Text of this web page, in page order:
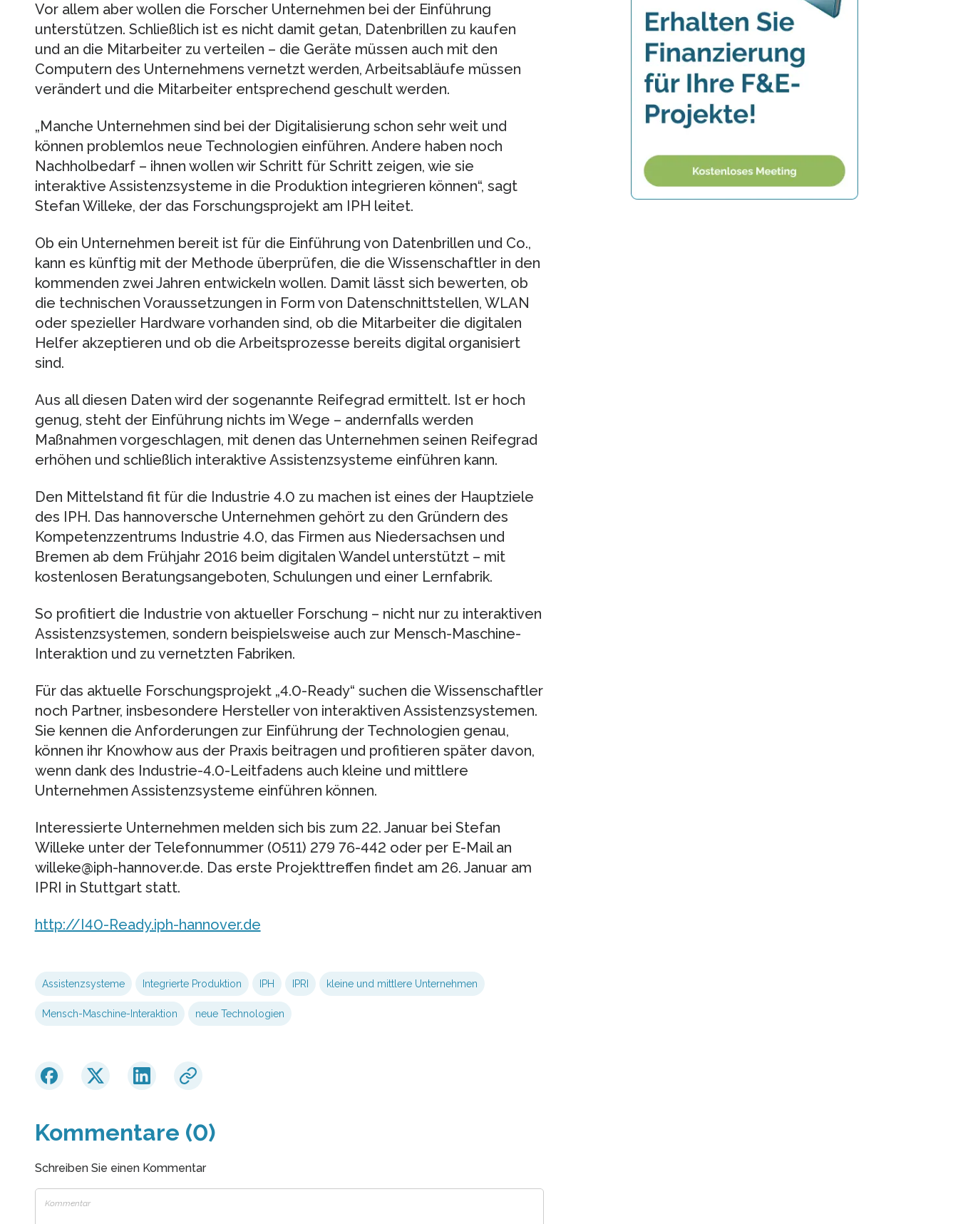
Vor allem aber wollen die Forscher Unternehmen bei der Einführung
unterstützen. Schließlich ist es nicht damit getan, Datenbrillen zu kaufen
und an die Mitarbeiter zu verteilen – die Geräte müssen auch mit den
Computern des Unternehmens vernetzt werden, Arbeitsabläufe müssen
verändert und die Mitarbeiter entsprechend geschult werden.
„Manche Unternehmen sind bei der Digitalisierung schon sehr weit und
können problemlos neue Technologien einführen. Andere haben noch
Nachholbedarf – ihnen wollen wir Schritt für Schritt zeigen, wie sie
interaktive Assistenzsysteme in die Produktion integrieren können“, sagt
Stefan Willeke, der das Forschungsprojekt am IPH leitet.
Ob ein Unternehmen bereit ist für die Einführung von Datenbrillen und Co.,
kann es künftig mit der Methode überprüfen, die die Wissenschaftler in den
kommenden zwei Jahren entwickeln wollen. Damit lässt sich bewerten, ob
die technischen Voraussetzungen in Form von Datenschnittstellen, WLAN
oder spezieller Hardware vorhanden sind, ob die Mitarbeiter die digitalen
Helfer akzeptieren und ob die Arbeitsprozesse bereits digital organisiert
sind.
Aus all diesen Daten wird der sogenannte Reifegrad ermittelt. Ist er hoch
genug, steht der Einführung nichts im Wege – andernfalls werden
Maßnahmen vorgeschlagen, mit denen das Unternehmen seinen Reifegrad
erhöhen und schließlich interaktive Assistenzsysteme einführen kann.
Den Mittelstand fit für die Industrie 4.0 zu machen ist eines der Hauptziele
des IPH. Das hannoversche Unternehmen gehört zu den Gründern des
Kompetenzzentrums Industrie 4.0, das Firmen aus Niedersachsen und
Bremen ab dem Frühjahr 2016 beim digitalen Wandel unterstützt – mit
kostenlosen Beratungsangeboten, Schulungen und einer Lernfabrik.
So profitiert die Industrie von aktueller Forschung – nicht nur zu interaktiven
Assistenzsystemen, sondern beispielsweise auch zur Mensch-Maschine-
Interaktion und zu vernetzten Fabriken.
Für das aktuelle Forschungsprojekt „4.0-Ready“ suchen die Wissenschaftler
noch Partner, insbesondere Hersteller von interaktiven Assistenzsystemen.
Sie kennen die Anforderungen zur Einführung der Technologien genau,
können ihr Knowhow aus der Praxis beitragen und profitieren später davon,
wenn dank des Industrie-4.0-Leitfadens auch kleine und mittlere
Unternehmen Assistenzsysteme einführen können.
Interessierte Unternehmen melden sich bis zum 22. Januar bei Stefan
Willeke unter der Telefonnummer (0511) 279 76-442 oder per E-Mail an
willeke@iph-hannover.de. Das erste Projekttreffen findet am 26. Januar am
IPRI in Stuttgart statt.
http://I40-Ready.iph-hannover.de
Assistenzsysteme Integrierte Produktion IPH IPRI kleine und mittlere Unternehmen
Mensch-Maschine-Interaktion neue Technologien
Kommentare (0)
Schreiben Sie einen Kommentar